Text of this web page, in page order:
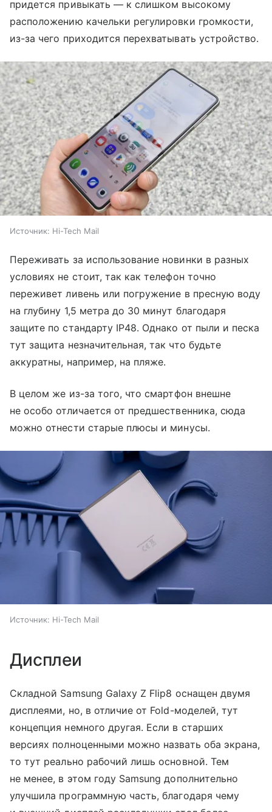
придется привыкать — к слишком высокому
расположению качельки регулировки громкости,
из-за чего приходится перехватывать устройство.
Источник: Hi-Tech Mail
Переживать за использование новинки в разных
условиях не стоит, так как телефон точно
переживет ливень или погружение в пресную воду
на глубину 1,5 метра до 30 минут благодаря
защите по стандарту IP48. Однако от пыли и песка
тут защита незначительная, так что будьте
аккуратны, например, на пляже.
В целом же из-за того, что смартфон внешне
не особо отличается от предшественника, сюда
можно отнести старые плюсы и минусы.
Источник: Hi-Tech Mail
Дисплеи
Складной Samsung Galaxy Z Flip8 оснащен двумя
дисплеями, но, в отличие от Fold-моделей, тут
концепция немного другая. Если в старших
версиях полноценными можно назвать оба экрана,
то тут реально рабочий лишь основной. Тем
не менее, в этом году Samsung дополнительно
улучшила программную часть, благодаря чему